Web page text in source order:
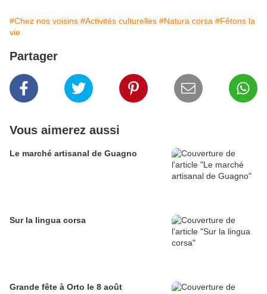
#Chez nos voisins #Activités culturelles #Natura corsa #Fêtons la
vie
Partager
Vous aimerez aussi
Le marché artisanal de Guagno
Sur la lingua corsa
Grande fête à Orto le 8 août